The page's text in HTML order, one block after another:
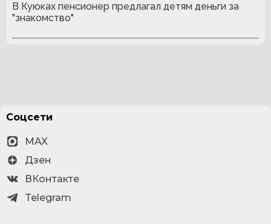
В Куюках пенсионер предлагал детям деньги за
"знакомство"
Соцсети
MAX
Дзен
ВКонтакте
Telegram